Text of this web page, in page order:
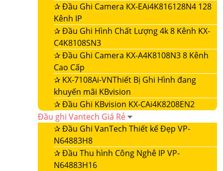
✰Đầu Ghi Camera KX-EAi4K816128N4 128
Kênh IP
✰Đầu Ghi Hình Chất Lượng 4k 8 Kênh KX-
C4K8108SN3
✰Đầu Ghi Camera KX-A4K8108N3 8 Kênh
Cao Cấp
✰ KX-7108Ai-VNThiết Bị Ghi Hình đang
khuyến mãi KBvision
✰Đầu Ghi KBvision KX-CAi4K8208EN2
Đầu ghi Vantech Giá Rẻ
✰Đầu Ghi VanTech Thiết kế Đẹp VP-
N64883H8
✰Đầu Thu hình Công Nghê IP VP-
N64883H16